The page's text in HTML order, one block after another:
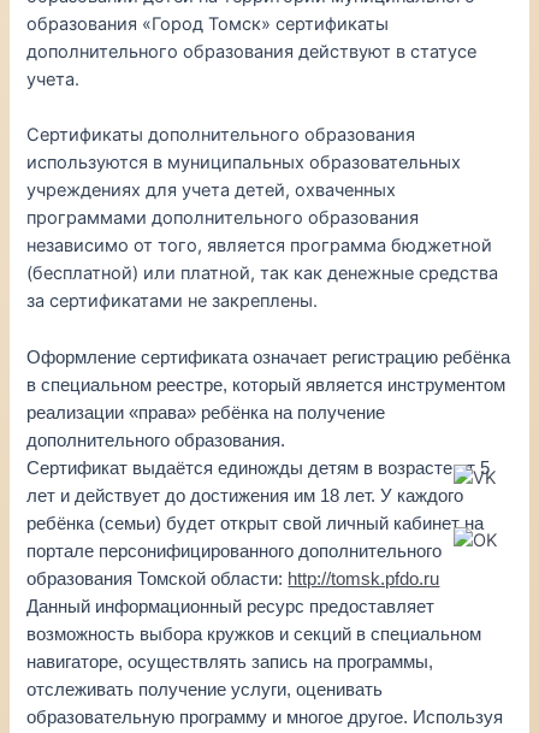
образования «Город Томск» сертификаты
дополнительного образования действуют в статусе
учета.
Сертификаты дополнительного образования
используются в муниципальных образовательных
учреждениях для учета детей, охваченных
программами дополнительного образования
независимо от того, является программа бюджетной
(бесплатной) или платной, так как денежные средства
за сертификатами не закреплены.
Оформление сертификата означает регистрацию ребёнка
в специальном реестре, который является инструментом
реализации «права» ребёнка на получение
дополнительного образования.
Сертификат выдаётся единожды детям в возрасте от 5
лет и действует до достижения им 18 лет. У каждого
ребёнка (семьи) будет открыт свой личный кабинет на
портале персонифицированного дополнительного
образования Томской области: http://tomsk.pfdo.ru
Данный информационный ресурс предоставляет
возможность выбора кружков и секций в специальном
навигаторе, осуществлять запись на программы,
отслеживать получение услуги, оценивать
образовательную программу и многое другое. Используя